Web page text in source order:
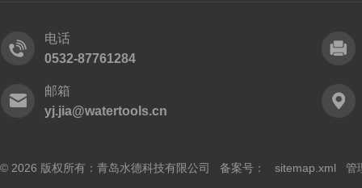
电话
0532-87761284
邮箱
yj.jia@watertools.cn
© 2026 版权所有：青岛水德科技有限公司 备案号： sitemap.xml 管